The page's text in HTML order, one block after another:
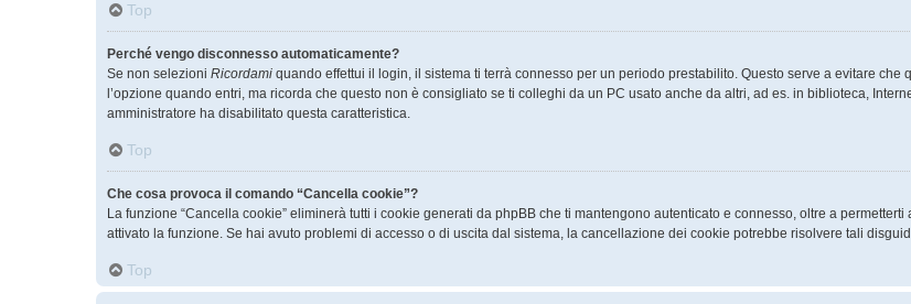
Top
Perché vengo disconnesso automaticamente?
Se non selezioni Ricordami quando effettui il login, il sistema ti terrà connesso per un periodo prestabilito. Questo serve a evitare
l’opzione quando entri, ma ricorda che questo non è consigliato se ti colleghi da un PC usato anche da altri, ad es. in biblioteca,
amministratore ha disabilitato questa caratteristica.
Top
Che cosa provoca il comando “Cancella cookie”?
La funzione “Cancella cookie” eliminerà tutti i cookie generati da phpBB che ti mantengono autenticato e connesso, oltre a
attivato la funzione. Se hai avuto problemi di accesso o di uscita dal sistema, la cancellazione dei cookie potrebbe risolvere tali
Top